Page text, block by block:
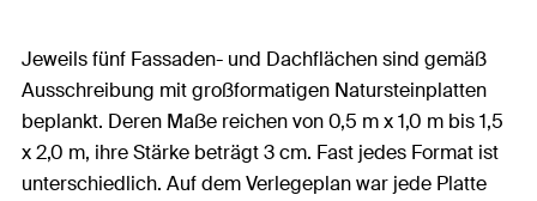
Jeweils fünf Fassaden- und Dachflächen sind gemäß
Ausschreibung mit großformatigen Natursteinplatten
beplankt. Deren Maße reichen von 0,5 m x 1,0 m bis 1,5
x 2,0 m, ihre Stärke beträgt 3 cm. Fast jedes Format ist
unterschiedlich. Auf dem Verlegeplan war jede Platte